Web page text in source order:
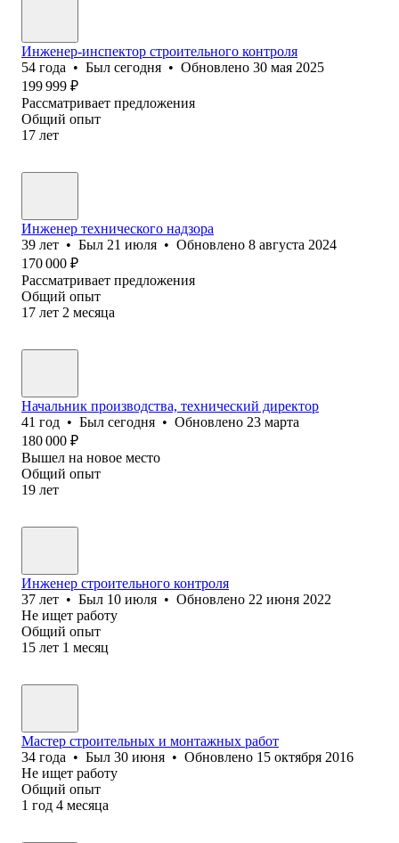
Инженер-инспектор строительного контроля
54 года • Был сегодня • Обновлено 30 мая 2025
199 999 ₽
Рассматривает предложения
Общий опыт
17 лет
Инженер технического надзора
39 лет • Был 21 июля • Обновлено 8 августа 2024
170 000 ₽
Рассматривает предложения
Общий опыт
17 лет 2 месяца
Начальник производства, технический директор
41 год • Был сегодня • Обновлено 23 марта
180 000 ₽
Вышел на новое место
Общий опыт
19 лет
Инженер строительного контроля
37 лет • Был 10 июля • Обновлено 22 июня 2022
Не ищет работу
Общий опыт
15 лет 1 месяц
Мастер строительных и монтажных работ
34 года • Был 30 июня • Обновлено 15 октября 2016
Не ищет работу
Общий опыт
1 год 4 месяца